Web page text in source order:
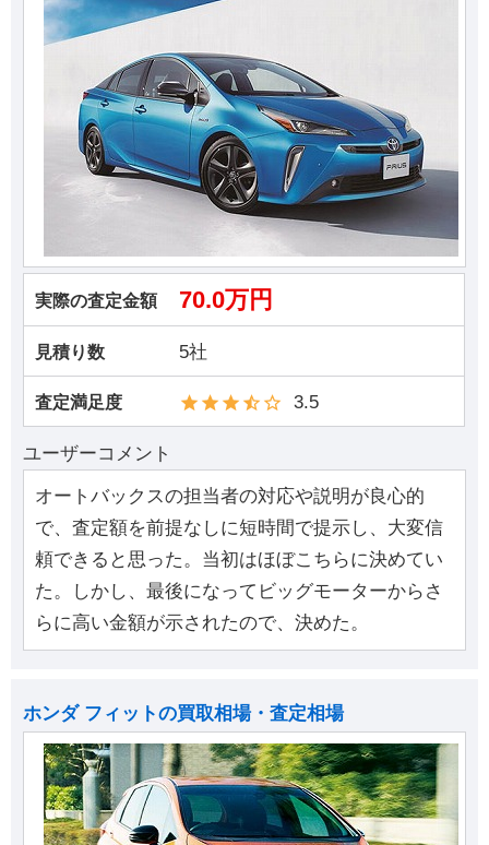
実際の査定金額 70.0万円
見積り数 5社
査定満足度 3.5
ユーザーコメント
オートバックスの担当者の対応や説明が良心的
で、査定額を前提なしに短時間で提示し、大変信
頼できると思った。当初はほぼこちらに決めてい
た。しかし、最後になってビッグモーターからさ
らに高い金額が示されたので、決めた。
ホンダ フィットの買取相場・査定相場